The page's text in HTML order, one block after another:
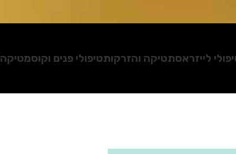
לייזראסתטיקה והזרקותטיפולי פנים וקוסמטיקה